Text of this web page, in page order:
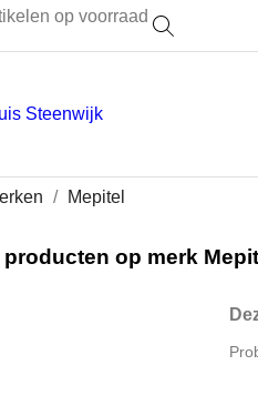
op voorraad
Mepitel
op merk